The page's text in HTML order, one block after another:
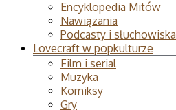
Encyklopedia Mitów
Nawiązania
Podcasty i słuchowiska
Lovecraft w popkulturze
Film i serial
Muzyka
Komiksy
Gry